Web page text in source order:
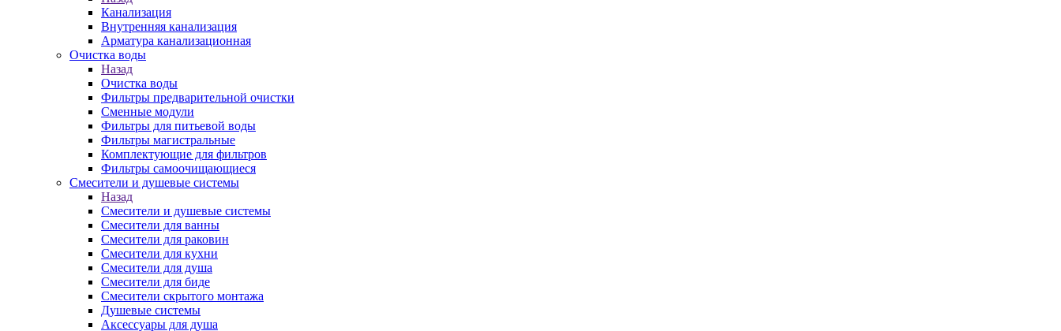
Канализация
Внутренняя канализация
Арматура канализационная
Очистка воды
Назад
Очистка воды
Фильтры предварительной очистки
Сменные модули
Фильтры для питьевой воды
Фильтры магистральные
Комплектующие для фильтров
Фильтры самоочищающиеся
Смесители и душевые системы
Назад
Смесители и душевые системы
Смесители для ванны
Смесители для раковин
Смесители для кухни
Смесители для душа
Смесители для биде
Смесители скрытого монтажа
Душевые системы
Аксессуары для душа